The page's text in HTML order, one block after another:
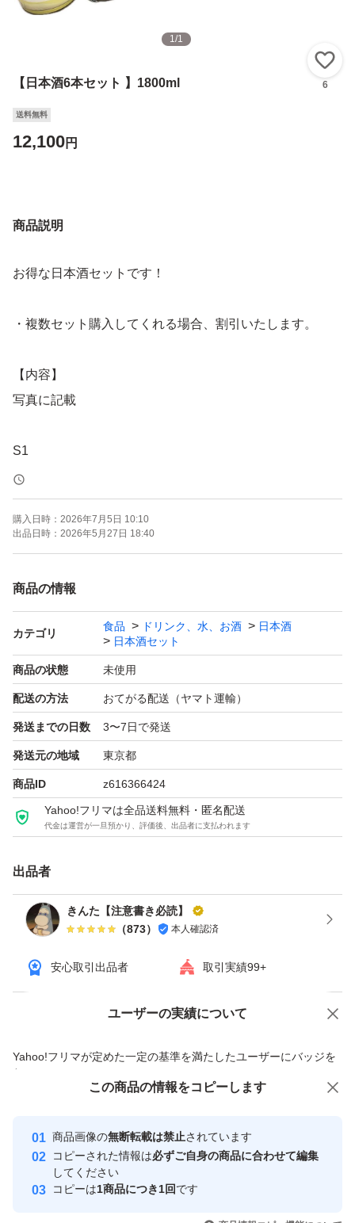
1/1
【日本酒6本セット 】1800ml 6
送料無料
12,100円
商品説明
お得な日本酒セットです！
・複数セット購入してくれる場合、割引いたします。
【内容】
写真に記載
S1
スノーボール2605
紗利2602
澤屋まつもと2604
赤武2605
【お願い】
・多数通知で見落としてしまうので、お急ぎのご連絡は販
売中の商品への質問よりご連絡いただけますと幸いです。
・過度な値下げ交渉はご遠慮下さい。
・お受け取後、問題ない場合速やかな受け取り評にご協力
ください
・20歳未満の方には販売いたしません。
が、ご了承ください。
・冷蔵発送は仕組み上、不可となります。
・こちらの商品をご購入された方は20歳以上と判断いた
します
が、ダンボール希望の際はお申し付けください
・発送までの品質管理は徹底しておりますが、ご懸念点が
ある場合は購入前にお問い合わせ下さい。
することがある場合がありますが、これは通常の商品に問
題はありません。
しばらく置いてから開くとガス圧が落ち着いて液漏れの心
購入日時： 2026年7月5日 10:10
出品日時： 2026年5月27日 18:40
商品の情報
カテゴリ
食品 ドリンク、水、お酒
日本酒
日本酒セット
商品の状態 未使用
配送の方法 おてがる配送（ヤマト運輸）
発送までの日数 3〜7日で発送
発送元の地域 東京都
商品ID z616366424
Yahoo!フリマは全品送料無料・匿名配送
代金は運営が一旦預かり、評価後、出品者に支払われます
出品者
きんた【注意書き必読】
（873） 本人確認済
安心取引出品者 取引実績99+
ユーザーの実績について
Yahoo!フリマが定めた一定の基準を満たしたユーザーにバッジを
付与しています
安心取引出品者
心・安全なユーザーです
取引実績
引を完了させた実績があります
価格の相談 商品への質問
この商品の情報をコピーします
商品画像の無断転載は禁止されています
コピーされた情報は必ずご自身の商品に合わせて編集
してください
コピーは1商品につき1回です
この商品をみている人にオススメ